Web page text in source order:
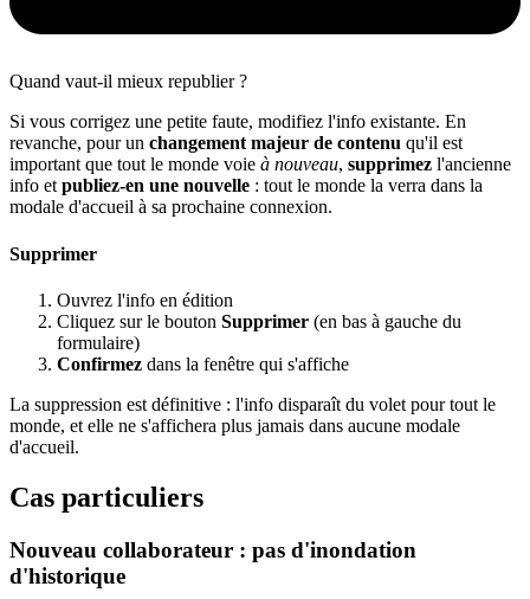
Quand vaut-il mieux republier ?
Si vous corrigez une petite faute, modifiez l'info existante. En
revanche, pour un changement majeur de contenu qu'il est
important que tout le monde voie à nouveau, supprimez l'ancienne
info etpubliez-en une nouvelle : tout le monde la verra dans la
modale d'accueil à sa prochaine connexion.
Supprimer
Ouvrez l'info en édition
Cliquez sur le bouton Supprimer (en bas à gauche du
formulaire)
Confirmez dans la fenêtre qui s'affiche
La suppression est définitive : l'info disparaît du volet pour tout le
monde, et elle ne s'affichera plus jamais dans aucune modale
d'accueil.
Cas particuliers
Nouveau collaborateur : pas d'inondation
d'historique